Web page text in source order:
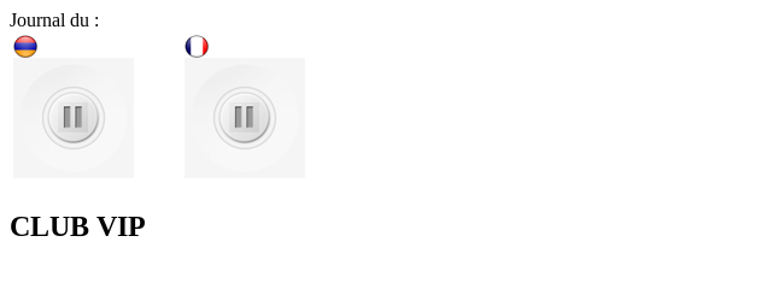
Journal du :
CLUB VIP